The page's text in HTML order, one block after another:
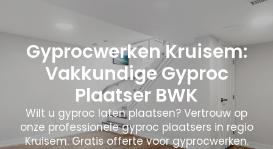
Gyprocwerken Kruisem:
Vakkundige Gyproc
Plaatser BWK
Wilt u gyproc laten plaatsen? Vertrouw op
onze professionele gyproc plaatsers in regio
Kruisem. Gratis offerte voor gyprocwerken.